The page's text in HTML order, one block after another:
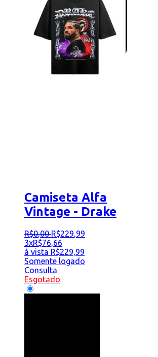
Camiseta Alfa
Vintage - Drake
R$0,00 R$229,99
3xR$76,66
à vista R$229,99
Somente logado
Consulta
Esgotado